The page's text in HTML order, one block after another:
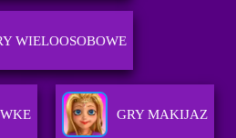
WIELOOSOBOWE
GRY MAKIJAZ